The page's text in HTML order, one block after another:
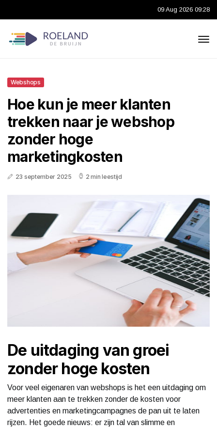
09 Aug 2026 09:28
Webshops
Hoe kun je meer klanten
trekken naar je webshop
zonder hoge
marketingkosten
23 september 2025 2 min leestijd
De uitdaging van groei
zonder hoge kosten
Voor veel eigenaren van webshops is het een uitdaging om
meer klanten aan te trekken zonder de kosten voor
advertenties en marketingcampagnes de pan uit te laten
rijzen. Het goede nieuws: er zijn tal van slimme en